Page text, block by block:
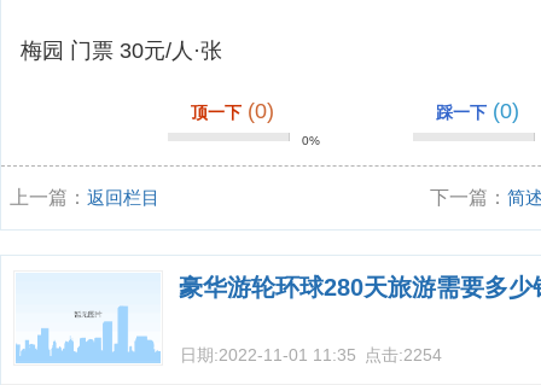
梅园 门票 30元/人·张
顶一下 (0)
0%
踩一下 (0)
上一篇： 返回栏目 下一篇：简
豪华游轮环球280天旅游需要多少
日期:2022-11-01 11:35 点击:2254